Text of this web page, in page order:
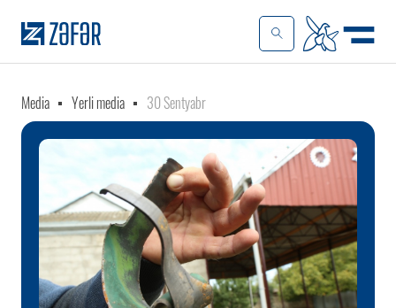
Media Yerli media 30 Sentyabr